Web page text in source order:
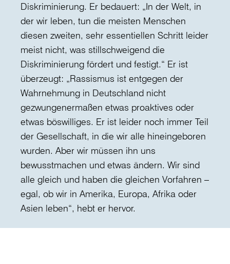
Diskriminierung. Er bedauert: „In der Welt, in
der wir leben, tun die meisten Menschen
diesen zweiten, sehr essentiellen Schritt leider
meist nicht, was stillschweigend die
Diskriminierung fördert und festigt.“ Er ist
überzeugt: „Rassismus ist entgegen der
Wahrnehmung in Deutschland nicht
gezwungenermaßen etwas proaktives oder
etwas böswilliges. Er ist leider noch immer Teil
der Gesellschaft, in die wir alle hineingeboren
wurden. Aber wir müssen ihn uns
bewusstmachen und etwas ändern. Wir sind
alle gleich und haben die gleichen Vorfahren –
egal, ob wir in Amerika, Europa, Afrika oder
Asien leben“, hebt er hervor.